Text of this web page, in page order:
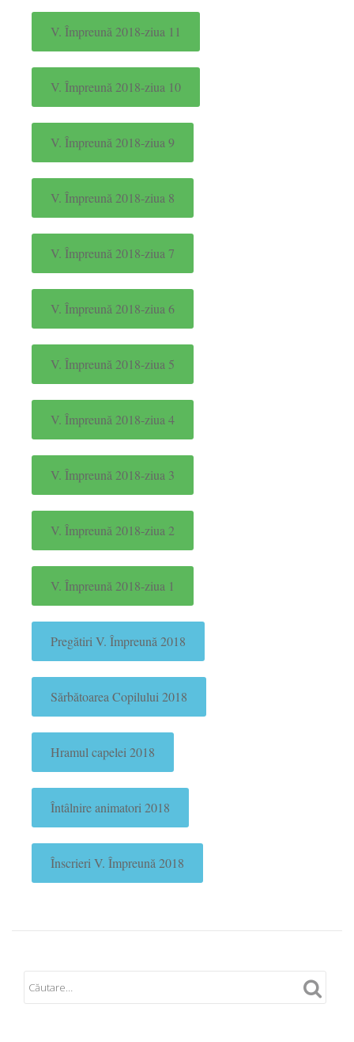
V. Împreună 2018-ziua 11
V. Împreună 2018-ziua 10
V. Împreună 2018-ziua 9
V. Împreună 2018-ziua 8
V. Împreună 2018-ziua 7
V. Împreună 2018-ziua 6
V. Împreună 2018-ziua 5
V. Împreună 2018-ziua 4
V. Împreună 2018-ziua 3
V. Împreună 2018-ziua 2
V. Împreună 2018-ziua 1
Pregătiri V. Împreună 2018
Sărbătoarea Copilului 2018
Hramul capelei 2018
Întâlnire animatori 2018
Înscrieri V. Împreună 2018